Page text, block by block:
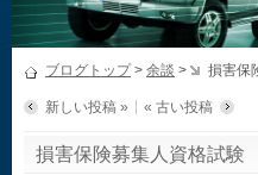
ブログトップ> 余談 > 損害保
新しい投稿 » « 古い投稿
損害保険募集人資格試験